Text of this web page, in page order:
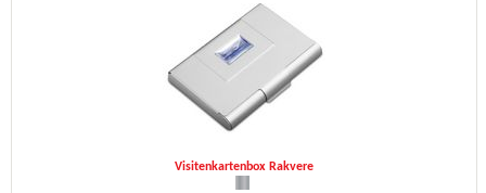
Visitenkartenbox Rakvere